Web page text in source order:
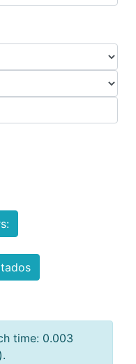
time: 0.003